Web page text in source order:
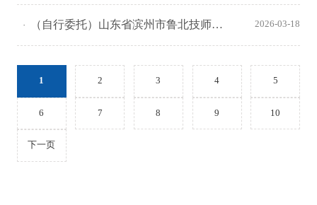
（自行委托）山东省滨州市鲁北技师学院学生餐厅食材采购项目变更公告 2026-03-18
1 2 3 4 5
6 7 8 9 10
下一页